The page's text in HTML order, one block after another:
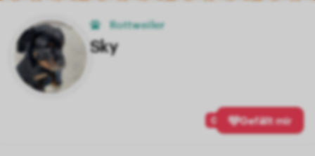
Rottweiler
Sky
0 Gefällt mir